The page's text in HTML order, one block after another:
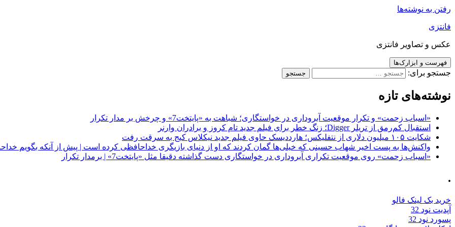
رفتن به نوشته‌ها
فانتزی
عکس و تصاویر فانتزی
فهرست و ابزارک‌ها
جستجو برای:
نوشته‌های تازه
«اسباب زحمت» و تکرار موقعیت آبروداری در خواستگاری؛ شباهت به «پایتخت7» و چرخش بر مدار تکرار
استقبال کم‌رمق از تریلر Digger؛ زنگ خطر برای فیلم جدید تام کروز و برادران وارنر
شکایت ۱۰۵ میلیون دلاری از نتفلیکس؛ هارددیسک حاوی فیلم جدید نیکلاس کیج به سرقت رفت
واکنش‌ها به پست اخیر شهاب حسینی که خیلی‌ها گمان کردند که او از دنیای بازیگری خداحافظی کرده است | پیش از آنکه بگویم
«اسباب زحمت» روی موقعیت تکراری آبروداری در خواستگاری دست گذاشته دقیقا مثل «پایتخت7» | برمدار تکرار
.
خرید بک لینک فالو
آپدیت نود 32
پسورد نود 32